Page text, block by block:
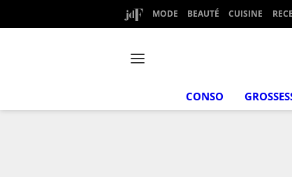
MODE BEAUTÉ CUISINE
CONSO